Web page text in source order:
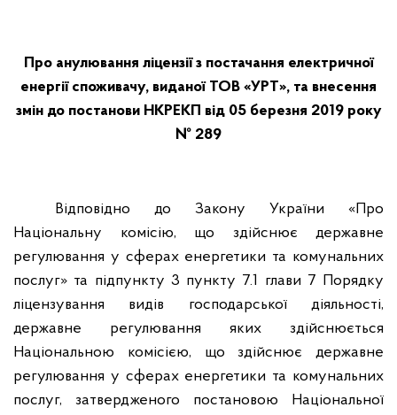
Про анулювання ліцензії з постачання електричної
енергії споживачу, виданої ТОВ «УРТ», та внесення
змін до постанови НКРЕКП від 05 березня 2019 року
№ 289
Відповідно до Закону України «Про
Національну комісію, що здійснює державне
регулювання у сферах енергетики та комунальних
послуг» та підпункту 3 пункту 7.1 глави 7 Порядку
ліцензування видів господарської діяльності,
державне регулювання яких здійснюється
Національною комісією, що здійснює державне
регулювання у сферах енергетики та комунальних
послуг, затвердженого постановою Національної